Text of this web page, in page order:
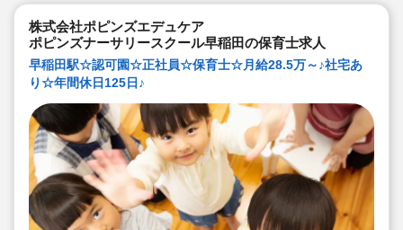
◆ベネフィットステーション（飲食店,宿泊・レジャー施
設などの割引）
◆永年勤続表彰（勤続10年を迎える正社員に、賞与とリ
フレッシュ休暇が出ます）
◆退職金制度あり
◆職員同士の協力を大切にしています！保育経験がな
い、ブランクが有る方もOK（先輩スタッフがサポートし
株式会社ポピンズエデュケア
ポピンズナーサリースクール早稲田の保育士求人
早稲田駅☆認可園☆正社員☆保育士☆月給28.5万～♪社宅あ
り☆年間休日125日♪